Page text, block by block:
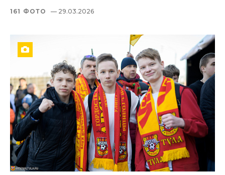
161 ФОТО — 29.03.2026